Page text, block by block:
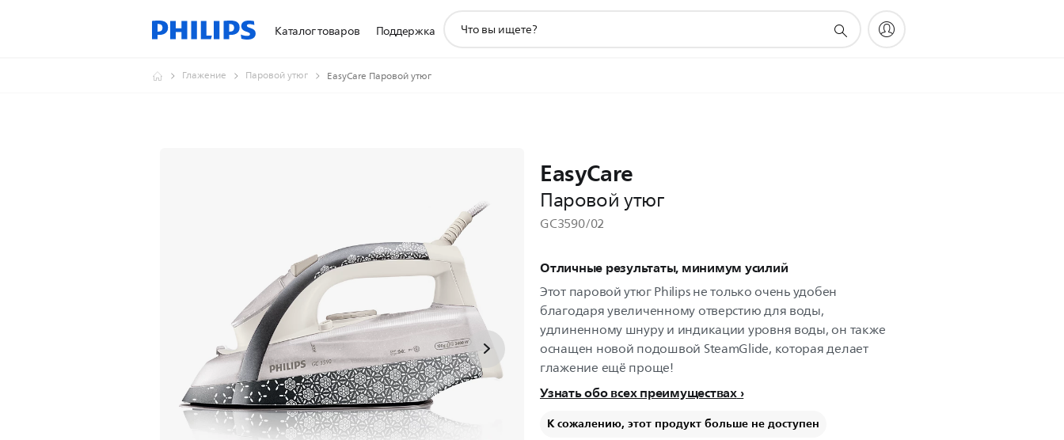
Каталог товаров Поддержка
поддержки
Глажение Паровой утюг EasyCare Паровой утюг
EasyCare
Паровой утюг
GC3590/02
Отличные результаты, минимум усилий
Этот паровой утюг Philips не только очень удобен
благодаря увеличенному отверстию для воды,
удлиненному шнуру и индикации уровня воды, он также
оснащен новой подошвой SteamGlide, которая делает
глажение ещё проще!
Узнать обо всех преимуществах
К сожалению, этот продукт больше не доступен